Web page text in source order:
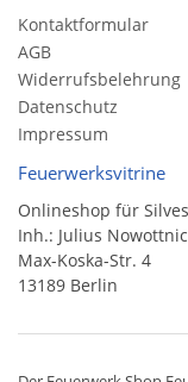
Kontaktformular
AGB
Widerrufsbelehrung
Datenschutz
Impressum
Feuerwerksvitrine
Onlineshop für
Inh.: Julius
Max-Koska-Str. 4
13189 Berlin